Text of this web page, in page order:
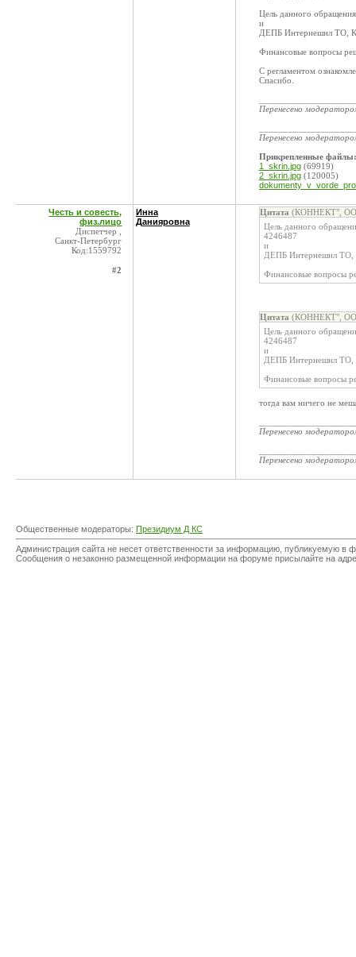
Цель данного
и
ДЕПБ Интернешнл ТО,
Финансовые вопросы
С регламентом
Спасибо.
Перенесено
Перенесено
Прикрепленные файлы:
1_skrin.jpg (69919)
2_skrin.jpg (120005)
Честь и совесть,
физ.лицо
Диспетчер ,
Санкт-Петербург
Код:1559792
#2
Инна
Данияровна
Цитата (КОННЕКТ",
Цель данного
4246487
и
ДЕПБ Интернешнл ТО,
Финансовые вопросы
Цитата (КОННЕКТ",
Цель данного
4246487
и
ДЕПБ Интернешнл ТО,
Финансовые вопросы
тогда вам ничего не
Перенесено
Перенесено
Общественные модераторы: Президиум Д КС
Администрация сайта не несет ответственности за информацию, публикуемую
Сообщения о незаконно размещенной информации на форуме присылайте на